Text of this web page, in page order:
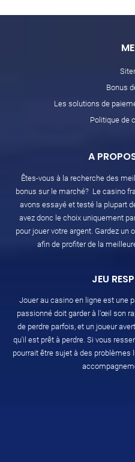
Bonus
Les solutions de
Politique de
A
Êtes-vous à la recherche des
bonus sur le marché? Le casino
avons essayé et testé la plupart
avez donc le choix uniquement
pour jouer votre argent. Gardez
afin de profiter de la
JEU
Jouer au casino en ligne est une
passionné doit garder à l'œil son
de perdre parfois, et un joueur
qu'il est prêt à perdre. Si vous
pourrait être sujet à des problèmes